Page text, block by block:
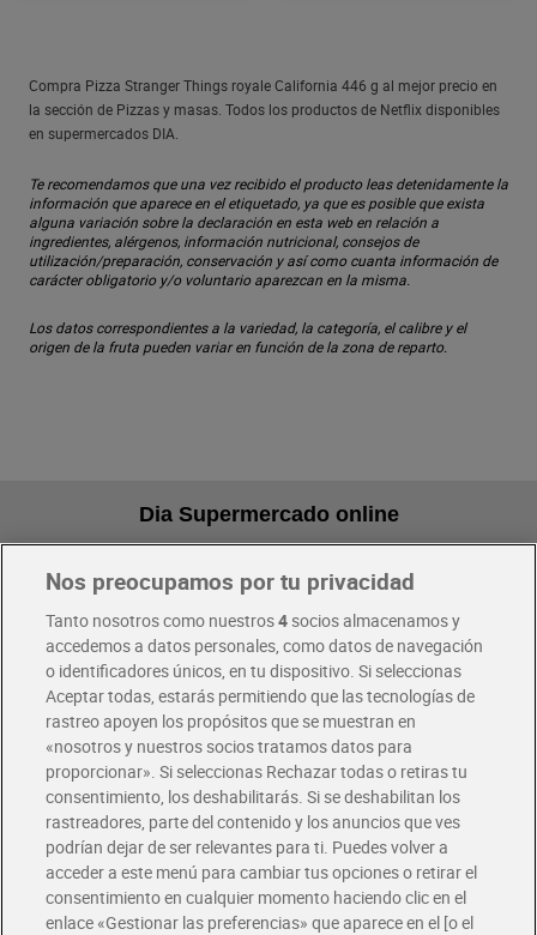
Compra Pizza Stranger Things royale California 446 g al mejor precio en
la sección de Pizzas y masas. Todos los productos de Netflix disponibles
en supermercados DIA.
Te recomendamos que una vez recibido el producto leas detenidamente la
información que aparece en el etiquetado, ya que es posible que exista
alguna variación sobre la declaración en esta web en relación a
ingredientes, alérgenos, información nutricional, consejos de
utilización/preparación, conservación y así como cuanta información de
carácter obligatorio y/o voluntario aparezcan en la misma.
Los datos correspondientes a la variedad, la categoría, el calibre y el
origen de la fruta pueden variar en función de la zona de reparto.
Dia Supermercado online
Pide hoy, recibe hoy
Envío gratis por compras superiores a 100€
Envío estandar por 4,99€
Glovo y Uber Eats
Solicita tu factura de Glovo o Uber Eats
Únete al CLUB Dia
Disfruta las ventajas y ofertas exclusivas.
Descárgate la APP Dia
Nos preocupamos por tu privacidad
Tanto nosotros como nuestros4socios almacenamos y
accedemos a datos personales, como datos de navegación
o identificadores únicos, en tu dispositivo. Si seleccionas
Aceptar todas, estarás permitiendo que las tecnologías de
rastreo apoyen los propósitos que se muestran en
«nosotros y nuestros socios tratamos datos para
proporcionar». Si seleccionas Rechazar todas o retiras tu
consentimiento, los deshabilitarás. Si se deshabilitan los
rastreadores, parte del contenido y los anuncios que ves
podrían dejar de ser relevantes para ti. Puedes volver a
acceder a este menú para cambiar tus opciones o retirar el
consentimiento en cualquier momento haciendo clic en el
enlace «Gestionar las preferencias» que aparece en el [o el